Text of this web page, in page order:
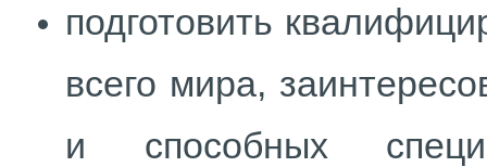
подготовить
всего мира,
и способных